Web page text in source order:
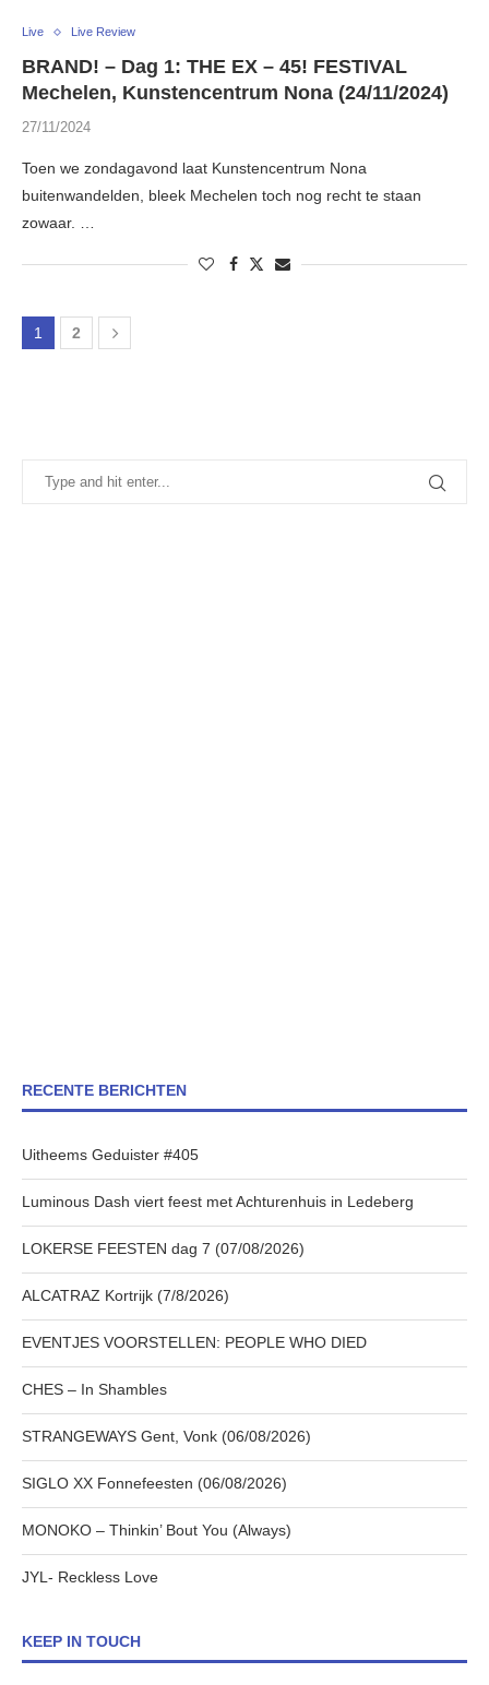
Live Live Review
BRAND! – Dag 1: THE EX – 45! FESTIVAL
Mechelen, Kunstencentrum Nona (24/11/2024)
27/11/2024
Toen we zondagavond laat Kunstencentrum Nona
buitenwandelden, bleek Mechelen toch nog recht te staan
zowaar. …
1 2
RECENTE BERICHTEN
Uitheems Geduister #405
Luminous Dash viert feest met Achturenhuis in Ledeberg
LOKERSE FEESTEN dag 7 (07/08/2026)
ALCATRAZ Kortrijk (7/8/2026)
EVENTJES VOORSTELLEN: PEOPLE WHO DIED
CHES – In Shambles
STRANGEWAYS Gent, Vonk (06/08/2026)
SIGLO XX Fonnefeesten (06/08/2026)
MONOKO – Thinkin’ Bout You (Always)
JYL- Reckless Love
KEEP IN TOUCH